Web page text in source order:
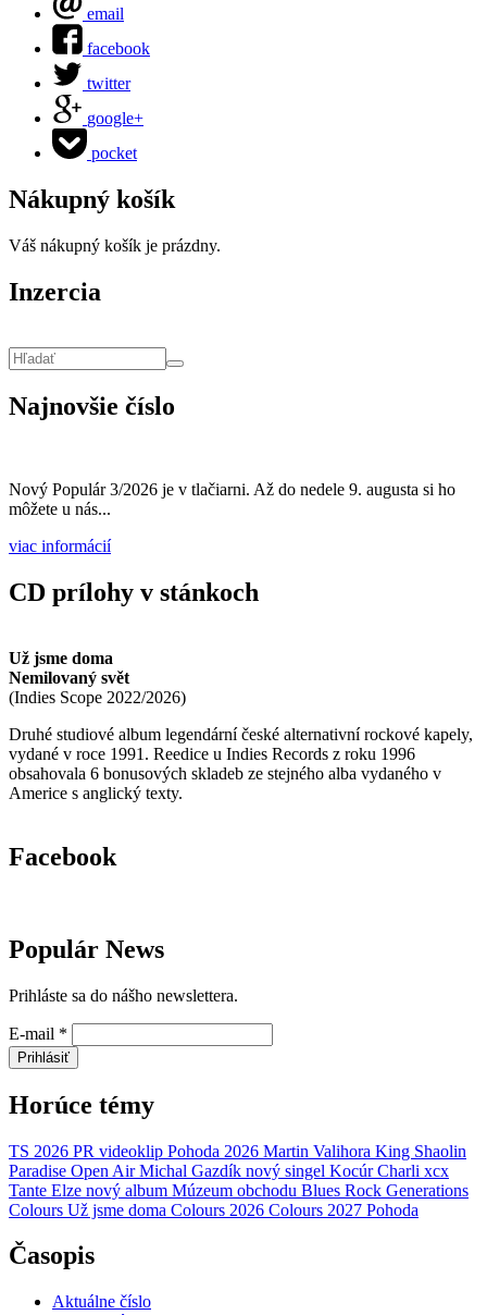
email
facebook
twitter
google+
pocket
Nákupný košík
Váš nákupný košík je prázdny.
Inzercia
Najnovšie číslo
Nový Populár 3/2026 je v tlačiarni. Až do nedele 9. augusta si ho
môžete u nás...
viac informácií
CD prílohy v stánkoch
Už jsme doma
Nemilovaný svět
(Indies Scope 2022/2026)
Druhé studiové album legendární české alternativní rockové kapely,
vydané v roce 1991. Reedice u Indies Records z roku 1996
obsahovala 6 bonusových skladeb ze stejného alba vydaného v
Americe s anglický texty.
Facebook
Populár News
Prihláste sa do nášho newslettera.
E-mail *
Prihlásiť
Horúce témy
TS 2026 PR videoklip Pohoda 2026 Martin Valihora King Shaolin
Paradise Open Air Michal Gazdík nový singel Kocúr Charli xcx
Tante Elze nový album Múzeum obchodu Blues Rock Generations
Colours Už jsme doma Colours 2026 Colours 2027 Pohoda
Časopis
Aktuálne číslo